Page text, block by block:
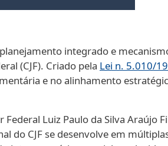
integrado e
(CJF). Criado pela Lei n. 5.010/
e no alinhamento
Luiz Paulo da Silva Araújo
do CJF se desenvolve em